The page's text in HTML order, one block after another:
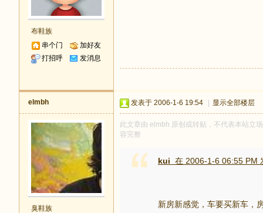
布鞋族
串个门
加好友
打招呼
发消息
elmbh
臭鞋族
发表于 2006-1-6 19:54 显示全部楼层
此文章由 elmbh 原创或转贴，不代表本站立
容完整
kui 在 2006-1-6 06:55 PM
新房新感觉，车要买新车，